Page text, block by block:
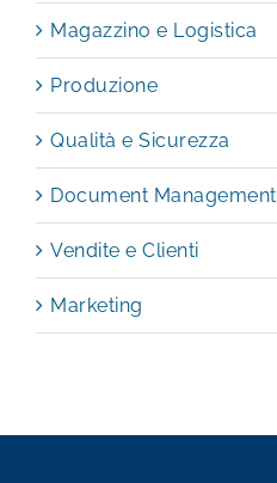
Magazzino e Logistica
Produzione
Qualità e Sicurezza
Document Management
Vendite e Clienti
Marketing